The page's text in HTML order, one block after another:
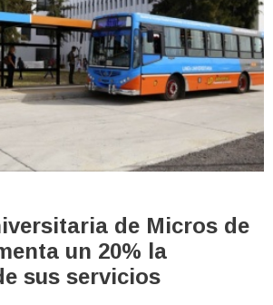
de Micros de
un 20% la
sus servicios